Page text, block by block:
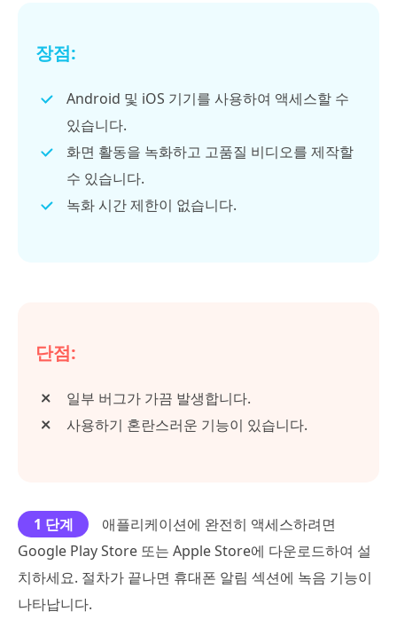
장점:
Android 및 iOS 기기를 사용하여 액세스할 수
있습니다.
화면 활동을 녹화하고 고품질 비디오를 제작할
수 있습니다.
녹화 시간 제한이 없습니다.
단점:
일부 버그가 가끔 발생합니다.
사용하기 혼란스러운 기능이 있습니다.
1 단계
애플리케이션에 완전히 액세스하려면
Google Play Store 또는 Apple Store에 다운로드하여 설
치하세요. 절차가 끝나면 휴대폰 알림 섹션에 녹음 기능이
나타납니다.